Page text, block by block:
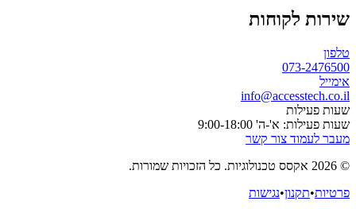
שירות לקוחות
טלפון
073-2476500
אימייל
info@accesstech.co.il
שעות פעילות
שעות פעילות: א'-ה' 9:00-18:00
מעבר לעמוד צור קשר
© 2026 אקסס טכנולוגיות. כל הזכויות שמורות.
פרטיות•תקנון•נגישות